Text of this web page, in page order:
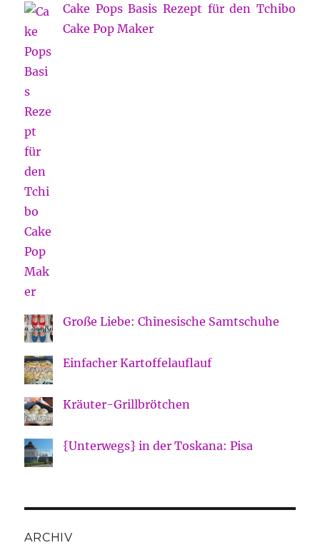
Cake Pops Basis Rezept für den Tchibo
Cake Pop Maker
Große Liebe: Chinesische Samtschuhe
Einfacher Kartoffelauflauf
Kräuter-Grillbrötchen
{Unterwegs} in der Toskana: Pisa
ARCHIV